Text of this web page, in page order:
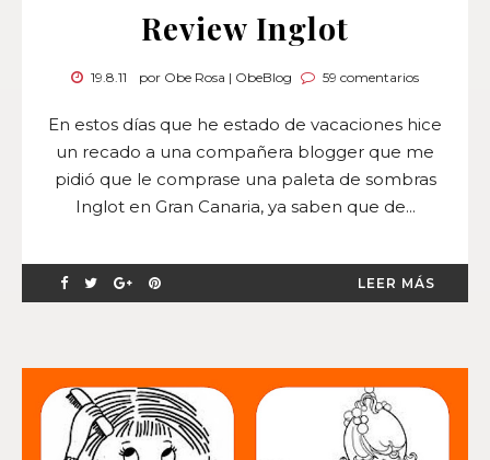
Review Inglot
19.8.11 por Obe Rosa | ObeBlog 59 comentarios
En estos días que he estado de vacaciones hice
un recado a una compañera blogger que me
pidió que le comprase una paleta de sombras
Inglot en Gran Canaria, ya saben que de...
LEER MÁS